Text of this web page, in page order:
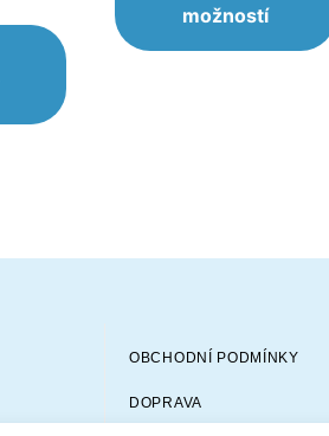
možností
OBCHODNÍ PODMÍNKY
DOPRAVA